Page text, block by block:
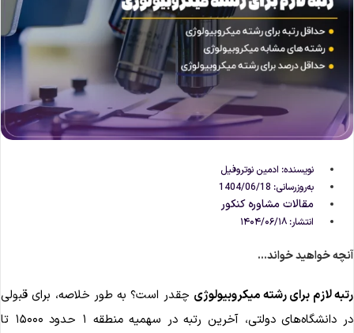
نویسنده:ادمین نوتروفیل
به‌روزرسانی: 1404/06/18
مقالات مشاوره‌ کنکور
انتشار:۱۴۰۴/۰۶/۱۸
خواهید خواند...
لازم برای رشته میکروبیولوژیچقدر است؟ به طور خلاصه، برای قبولی
در دانشگاه‌های دولتی، آخرین رتبه در سهمیه منطقه ۱ حدود ۱۵۰۰۰ تا